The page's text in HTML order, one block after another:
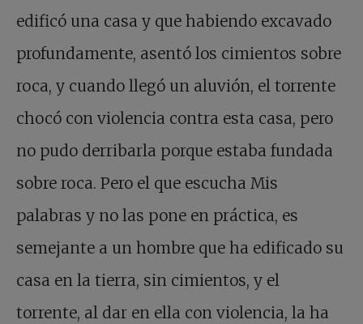
edificó una casa y que habiendo excavado
profundamente, asentó los cimientos sobre
roca, y cuando llegó un aluvión, el torrente
chocó con violencia contra esta casa, pero
no pudo derribarla porque estaba fundada
sobre roca. Pero el que escucha Mis
palabras y no las pone en práctica, es
semejante a un hombre que ha edificado su
casa en la tierra, sin cimientos, y el
torrente, al dar en ella con violencia, la ha